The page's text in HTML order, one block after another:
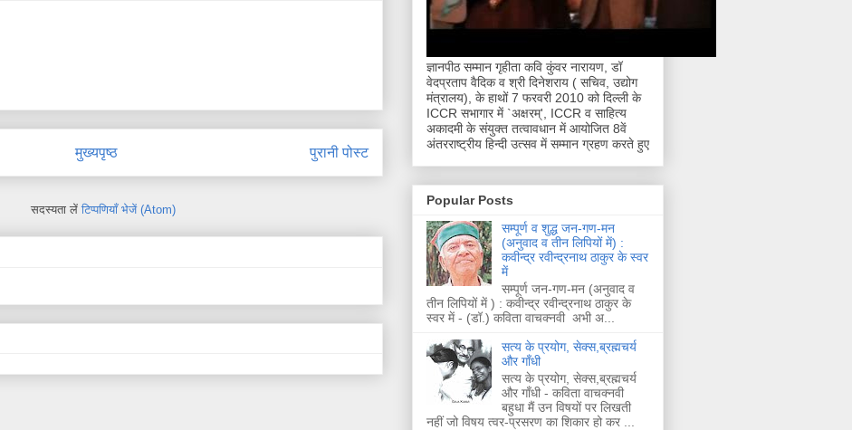
पुरानी पोस्ट
मुख्यपृष्ठ
सदस्यता लें टिप्पणियाँ भेजें (Atom)
ज्ञानपीठ सम्मान गृहीता कवि कुंवर नारायण, डॉ
वेदप्रताप वैदिक व श्री दिनेशराय ( सचिव, उद्योग
मंत्रालय), के हाथों 7 फरवरी 2010 को दिल्ली के
ICCR सभागार में `अक्षरम्', ICCR व साहित्य
अकादमी के संयुक्त तत्वावधान में आयोजित 8वें
अंतरराष्ट्रीय हिन्दी उत्सव में सम्मान ग्रहण करते हुए
Popular Posts
सम्पूर्ण व शुद्ध जन-गण-मन
(अनुवाद व तीन लिपियों में) :
कवीन्द्र रवीन्द्रनाथ ठाकुर के स्वर
में
सम्पूर्ण जन-गण-मन (अनुवाद व
तीन लिपियों में ) : कवीन्द्र रवीन्द्रनाथ ठाकुर के
स्वर में - (डॉ.) कविता वाचक्नवी अभी अ...
सत्य के प्रयोग, सेक्स,ब्रह्मचर्य
और गाँधी
सत्य के प्रयोग, सेक्स,ब्रह्मचर्य
और गाँधी - कविता वाचक्नवी
बहुधा मैं उन विषयों पर लिखती
नहीं जो विषय त्वर-प्रसरण का शिकार हो कर ...